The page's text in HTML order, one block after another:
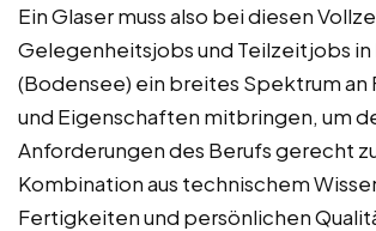
Ein Glaser muss also bei diesen
Gelegenheitsjobs und Teilzeitjobs in
(Bodensee) ein breites Spektrum an
und Eigenschaften mitbringen, um
Anforderungen des Berufs gerecht
Kombination aus technischem
Fertigkeiten und persönlichen